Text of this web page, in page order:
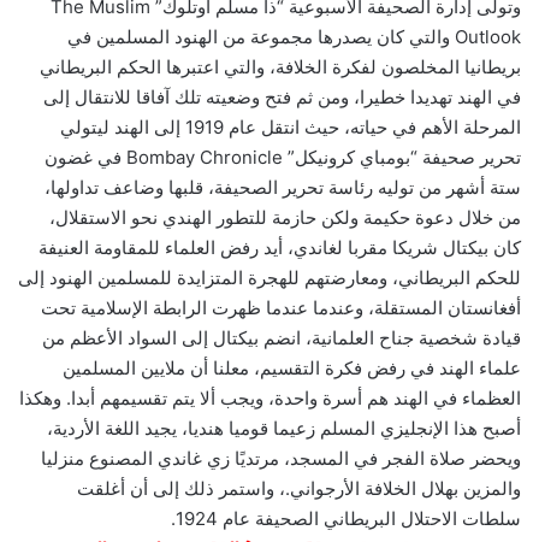
وتولى إدارة الصحيفة الأسبوعية “ذا مسلم أوتلوك” The Muslim
Outlook والتي كان يصدرها مجموعة من الهنود المسلمين في
بريطانيا المخلصون لفكرة الخلافة، والتي اعتبرها الحكم البريطاني
في الهند تهديدا خطيرا، ومن ثم فتح وضعيته تلك آفاقا للانتقال إلى
المرحلة الأهم في حياته، حيث انتقل عام 1919 إلى الهند ليتولي
تحرير صحيفة “بومباي كرونيكل” Bombay Chronicle في غضون
ستة أشهر من توليه رئاسة تحرير الصحيفة، قلبها وضاعف تداولها،
من خلال دعوة حكيمة ولكن حازمة للتطور الهندي نحو الاستقلال،
كان بيكتال شريكا مقربا لغاندي، أيد رفض العلماء للمقاومة العنيفة
للحكم البريطاني، ومعارضتهم للهجرة المتزايدة للمسلمين الهنود إلى
أفغانستان المستقلة، وعندما عندما ظهرت الرابطة الإسلامية تحت
قيادة شخصية جناح العلمانية، انضم بيكتال إلى السواد الأعظم من
علماء الهند في رفض فكرة التقسيم، معلنا أن ملايين المسلمين
العظماء في الهند هم أسرة واحدة، ويجب ألا يتم تقسيمهم أبدا. وهكذا
أصبح هذا الإنجليزي المسلم زعيما قوميا هنديا، يجيد اللغة الأردية،
ويحضر صلاة الفجر في المسجد، مرتديًا زي غاندي المصنوع منزليا
والمزين بهلال الخلافة الأرجواني.، واستمر ذلك إلى أن أغلقت
سلطات الاحتلال البريطاني الصحيفة عام 1924.